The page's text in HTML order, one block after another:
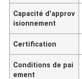
Capacité d'approv
isionnement
Certification
Conditions de pai
ement